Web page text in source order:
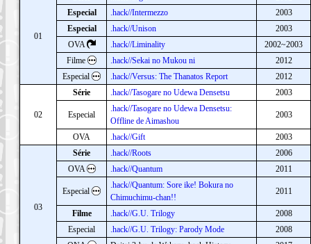
01
Especial
.hack//Intermezzo
2003
Especial
.hack//Unison
2003
OVA
.hack//Liminality
2002~2003
Filme
.hack//Sekai no Mukou ni
2012
Especial
.hack//Versus: The Thanatos Report 2012
02
Série .hack//Tasogare no Udewa Densetsu 2003
Especial
.hack//Tasogare no Udewa Densetsu:
Offline de Aimashou
2003
OVA .hack//Gift 2003
03
Série .hack//Roots
2006
OVA
.hack//Quantum 2011
Especial
.hack//Quantum: Sore ike! Bokura no
Chimuchimu-chan!!
2011
Filme .hack//G.U. Trilogy
2008
Especial
.hack//G.U. Trilogy: Parody Mode
2008